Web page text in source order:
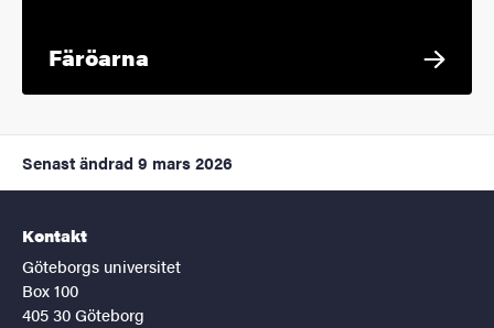
Färöarna
Senast ändrad 9 mars 2026
Kontakt
Göteborgs universitet
Box 100
405 30 Göteborg